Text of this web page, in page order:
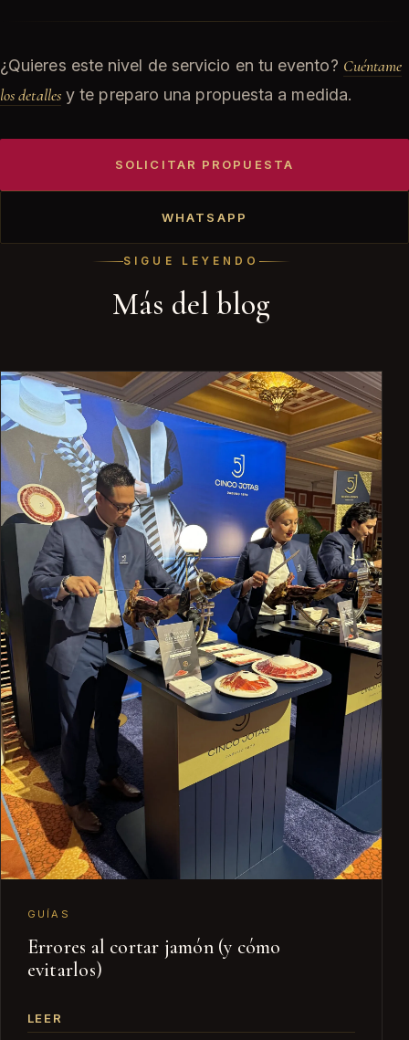
¿Quieres este nivel de servicio en tu evento? Cuéntame
los detallesy te preparo una propuesta a medida.
SOLICITAR PROPUESTA
WHATSAPP
SIGUE LEYENDO
Más del blog
GUÍAS
Errores al cortar jamón (y cómo
evitarlos)
LEER